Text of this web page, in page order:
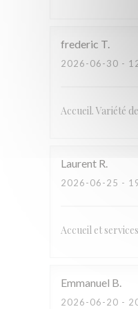
frederic T
2026-06-30 -
Accueil. Variété
Laurent R
2026-06-25 -
Accueil et
Emmanuel B
2026-06-20 -